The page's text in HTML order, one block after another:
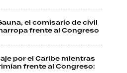
el comisario de civil
frente al Congreso
por el Caribe mientras
frente al Congreso: